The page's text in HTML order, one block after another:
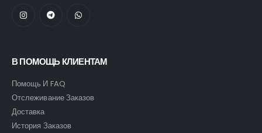
В ПОМОЩЬ КЛИЕНТАМ
Помощь И FAQ
Отслеживание Заказов
Доставка
История Заказов